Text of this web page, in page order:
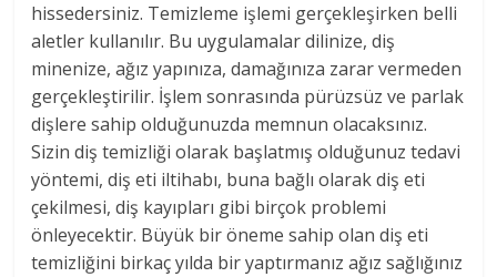
hissedersiniz. Temizleme işlemi gerçekleşirken belli
aletler kullanılır. Bu uygulamalar dilinize, diş
minenize, ağız yapınıza, damağınıza zarar vermeden
gerçekleştirilir. İşlem sonrasında pürüzsüz ve parlak
dişlere sahip olduğunuzda memnun olacaksınız.
Sizin diş temizliği olarak başlatmış olduğunuz tedavi
yöntemi, diş eti iltihabı, buna bağlı olarak diş eti
çekilmesi, diş kayıpları gibi birçok problemi
önleyecektir. Büyük bir öneme sahip olan diş eti
temizliğini birkaç yılda bir yaptırmanız ağız sağlığınız